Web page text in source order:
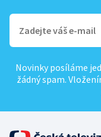
Novinky posíláme
žádný spam.